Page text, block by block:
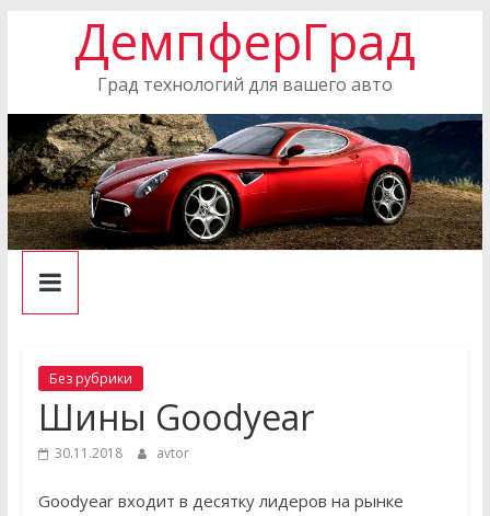
ДемпферГрад
Град технологий для вашего авто
Без рубрики
Шины Goodyear
30.11.2018 avtor
Goodyear входит в десятку лидеров на рынке